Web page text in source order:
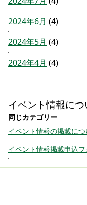
2024年6月 (4)
2024年5月 (4)
2024年4月 (4)
イベント情報につ
イベント情報の掲載につ
イベント情報掲載申込